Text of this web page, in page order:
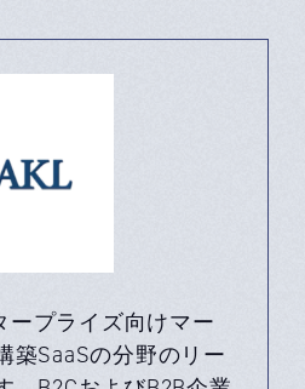
ープライズ向けマー
築SaaSの分野のリー